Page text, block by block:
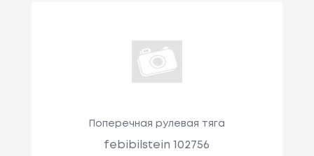
Поперечная рулевая тяга
febibilstein 102756